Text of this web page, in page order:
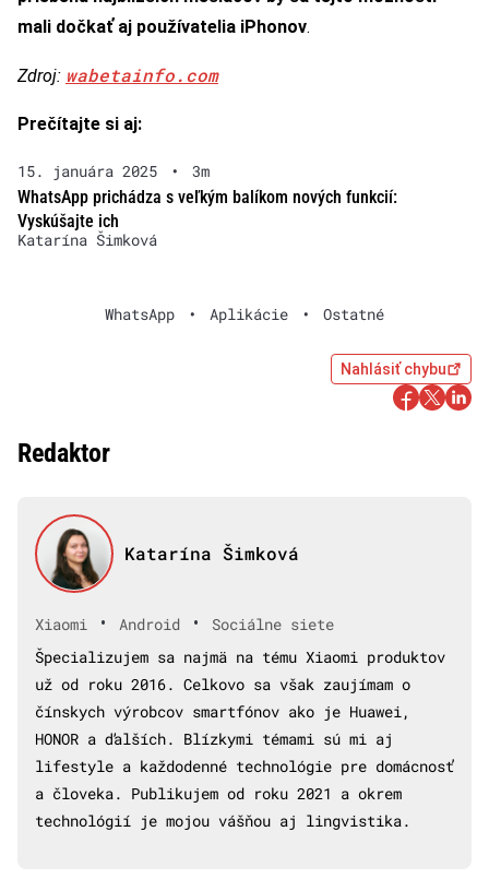
mali dočkať aj používatelia iPhonov.
Zdroj: wabetainfo.com
Prečítajte si aj:
15. januára 2025 •
3m
WhatsApp prichádza s veľkým balíkom nových funkcií:
Vyskúšajte ich
Katarína Šimková
WhatsApp • Aplikácie • Ostatné
Nahlásiť chybu
Redaktor
Katarína Šimková
Xiaomi • Android •
Sociálne siete
Špecializujem sa najmä na tému Xiaomi produktov
už od roku 2016. Celkovo sa však zaujímam o
čínskych výrobcov smartfónov ako je Huawei,
HONOR a ďalších. Blízkymi témami sú mi aj
lifestyle a každodenné technológie pre domácnosť
a človeka. Publikujem od roku 2021 a okrem
technológií je mojou vášňou aj lingvistika.